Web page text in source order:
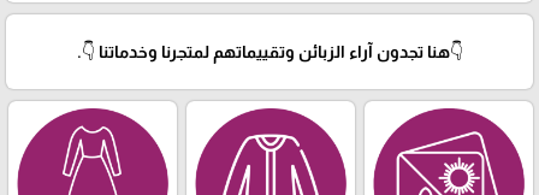
👇هنا تجدون آراء الزبائن وتقييماتهم لمتجرنا وخدماتنا 👇.